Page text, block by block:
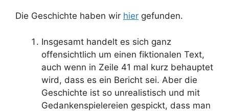
Die Geschichte haben wir hier gefunden.
Insgesamt handelt es sich ganz
offensichtlich um einen fiktionalen Text,
auch wenn in Zeile 41 mal kurz behauptet
wird, dass es ein Bericht sei. Aber die
Geschichte ist so unrealistisch und mit
Gedankenspielereien gespickt, dass man